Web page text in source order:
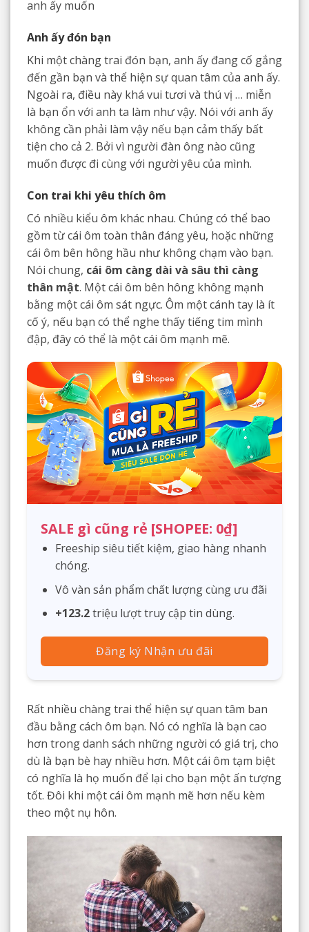
anh ấy muốn
Anh ấy đón bạn
Khi một chàng trai đón bạn, anh ấy đang cố gắng
đến gần bạn và thể hiện sự quan tâm của anh ấy.
Ngoài ra, điều này khá vui tươi và thú vị … miễn
là bạn ổn với anh ta làm như vậy. Nói với anh ấy
không cần phải làm vậy nếu bạn cảm thấy bất
tiện cho cả 2. Bởi vì người đàn ông nào cũng
muốn được đi cùng với người yêu của mình.
Con trai khi yêu thích ôm
Có nhiều kiểu ôm khác nhau. Chúng có thể bao
gồm từ cái ôm toàn thân đáng yêu, hoặc những
cái ôm bên hông hầu như không chạm vào bạn.
Nói chung, cái ôm càng dài và sâu thì càng
thân mật. Một cái ôm bên hông không mạnh
bằng một cái ôm sát ngực. Ôm một cánh tay là ít
cố ý, nếu bạn có thể nghe thấy tiếng tim mình
đập, đây có thể là một cái ôm mạnh mẽ.
SALE gì cũng rẻ [SHOPEE: 0₫]
Freeship siêu tiết kiệm, giao hàng nhanh
chóng.
Vô vàn sản phẩm chất lượng cùng ưu đãi
+123.2triệu lượt truy cập tin dùng.
Đăng ký Nhận ưu đãi
Rất nhiều chàng trai thể hiện sự quan tâm ban
đầu bằng cách ôm bạn. Nó có nghĩa là bạn cao
hơn trong danh sách những người có giá trị, cho
dù là bạn bè hay nhiều hơn. Một cái ôm tạm biệt
có nghĩa là họ muốn để lại cho bạn một ấn tượng
tốt. Đôi khi một cái ôm mạnh mẽ hơn nếu kèm
theo một nụ hôn.